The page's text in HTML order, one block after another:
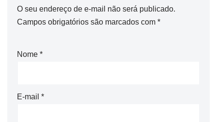
O seu endereço de e-mail não será publicado.
Campos obrigatórios são marcados com *
Nome *
E-mail *